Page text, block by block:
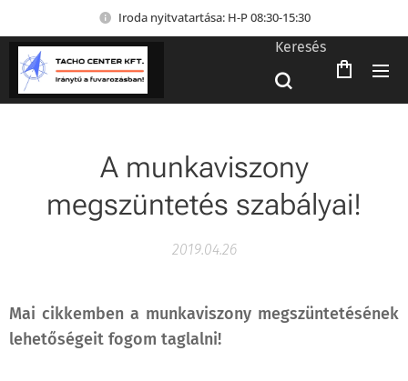
Iroda nyitvatartása: H-P 08:30-15:30
Keresés
A munkaviszony
megszüntetés szabályai!
2019.04.26
Mai cikkemben a munkaviszony megszüntetésének
lehetőségeit fogom taglalni!